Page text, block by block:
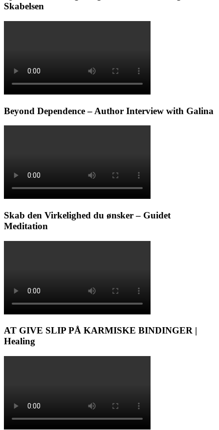
Skabelsen
Beyond Dependence – Author Interview with Galina
Skab den Virkelighed du ønsker – Guidet
Meditation
AT GIVE SLIP PÅ KARMISKE BINDINGER |
Healing